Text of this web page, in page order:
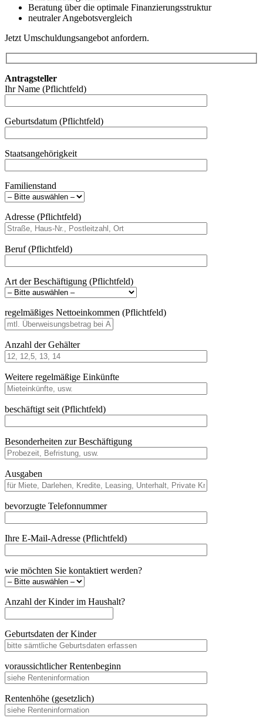
Beratung über die optimale Finanzierungsstruktur
neutraler Angebotsvergleich
Jetzt Umschuldungsangebot anfordern.
Antragsteller
Ihr Name (Pflichtfeld)
Geburtsdatum (Pflichtfeld)
Staatsangehörigkeit
Familienstand
Adresse (Pflichtfeld)
Beruf (Pflichtfeld)
Art der Beschäftigung (Pflichtfeld)
regelmäßiges Nettoeinkommen (Pflichtfeld)
Anzahl der Gehälter
Weitere regelmäßige Einkünfte
beschäftigt seit (Pflichtfeld)
Besonderheiten zur Beschäftigung
Ausgaben
bevorzugte Telefonnummer
Ihre E-Mail-Adresse (Pflichtfeld)
wie möchten Sie kontaktiert werden?
Anzahl der Kinder im Haushalt?
Geburtsdaten der Kinder
voraussichtlicher Rentenbeginn
Rentenhöhe (gesetzlich)